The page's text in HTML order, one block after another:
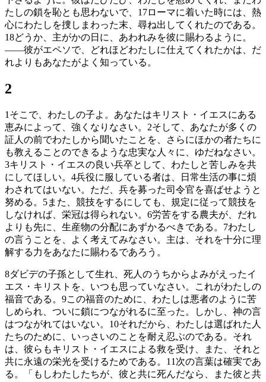
たしの鎖を恥とも思わないで、 17ローマに着いた時には、熱
心にわたしを捜しまわった末、尋ね出してくれたのである。
18どうか、主がかの日に、あわれみを彼に賜わるように。
――彼がエペソで、どれほどわたしに仕えてくれたかは、だ
れよりもあなたがよく知っている。
2
1 そこで、わたしの子よ。あなたはキリスト・イエスにある
恵みによって、強くなりなさい。 2そして、あなたが多くの
証人の前でわたしから聞いたことを、さらにほかの者たちに
も教えることのできるような忠実な人々に、ゆだねなさい。
3キリスト・イエスの良い兵卒として、わたしと苦しみを共
にしてほしい。 4兵役に服している者は、日常生活の事に煩
わされてはいない。ただ、兵を募った司令官を喜ばせようと
努める。 5また、競技をするにしても、規定に従って競技を
しなければ、栄冠は得られない。 6労苦をする農夫が、だれ
よりも先に、生産物の分配にあずかるべきである。 7わたし
の言うことを、よく考えてみなさい。主は、それを十分に理
解する力をあなたに賜わるであろう。
8ダビデの子孫として生れ、死人のうちからよみがえったイ
エス・キリストを、いつも思っていなさい。これがわたしの
福音である。 9この福音のために、わたしは悪者のように苦
しめられ、ついに鎖につながれるに至った。しかし、神の言
はつながれてはいない。 10それだから、わたしは選ばれた人
たちのために、いっさいのことを耐え忍ぶのである。それ
は、彼らもキリスト・イエスによる救を受け、また、それと
共に永遠の栄光を受けるためである。 11 次の言葉は確実であ
る。「もしわたしたちが、彼と共に死んだなら、また彼と共